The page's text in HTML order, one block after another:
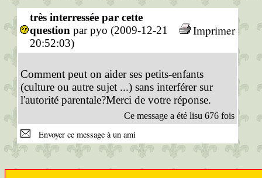
très interressée par cette
question par pyo (2009-12-21
20:52:03)
Imprimer
Comment peut on aider ses petits-enfants
(culture ou autre sujet ...) sans interférer sur
l'autorité parentale?Merci de votre réponse.
Ce message a été lisu 676 fois
Envoyer ce message à un ami